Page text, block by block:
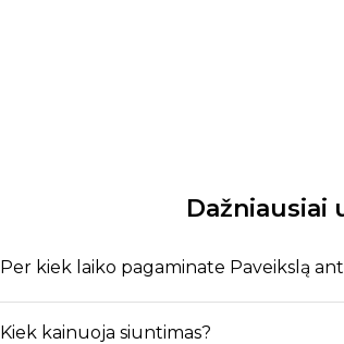
Dažniausiai
Per kiek laiko pagaminate Paveikslą
Kiek kainuoja siuntimas?